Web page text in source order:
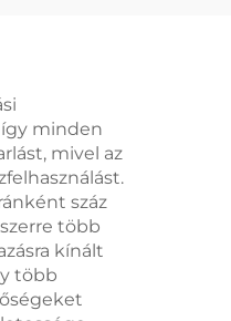
vágó
minden
mivel az
száz
több
kínált
több